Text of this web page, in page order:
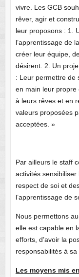
vivre. Les GCB
rêver, agir et
leur proposons : 1.
l’apprentissage de
créer leur équipe,
désirent. 2. Un
: Leur permettre de
en main leur propre
à leurs rêves et en
valeurs proposées
acceptées. »
Par ailleurs le staff
activités
respect de soi et
l’apprentissage de
Nous permettons
elle est capable en
efforts, d’avoir la
responsabilités à sa
Les moyens mis